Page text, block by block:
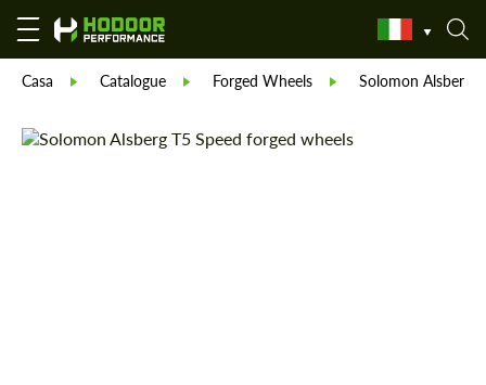
Casa Catalogue Forged Wheels Solomon Alsberg